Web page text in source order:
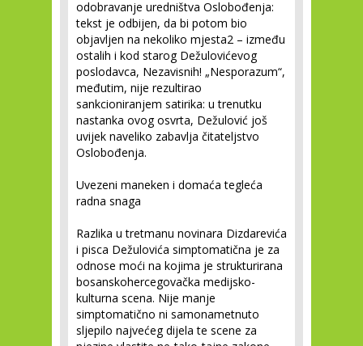
odobravanje uredništva Oslobođenja:
tekst je odbijen, da bi potom bio
objavljen na nekoliko mjesta2 – između
ostalih i kod starog Dežulovićevog
poslodavca, Nezavisnih! „Nesporazum“,
međutim, nije rezultirao
sankcioniranjem satirika: u trenutku
nastanka ovog osvrta, Dežulović još
uvijek naveliko zabavlja čitateljstvo
Oslobođenja.
Uvezeni maneken i domaća tegleća
radna snaga
Razlika u tretmanu novinara Dizdarevića
i pisca Dežulovića simptomatična je za
odnose moći na kojima je strukturirana
bosanskohercegovačka medijsko-
kulturna scena. Nije manje
simptomatično ni samonametnuto
sljepilo najvećeg dijela te scene za